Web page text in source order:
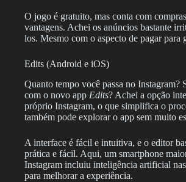
O jogo é gratuito, mas conta com
vantagens. Achei os anúncios bastante
los. Mesmo com o aspecto de pagar
Edits (Android e iOS)
Quanto tempo você passa no Instagram?
com o novo app Edits? Achei a opção
próprio Instagram, o que simplifica o
também pode explorar o app sem muito
A interface é fácil e intuitiva, e o editor
prática e fácil. Aqui, um smartphone
Instagram incluiu inteligência artificial
para melhorar a experiência.